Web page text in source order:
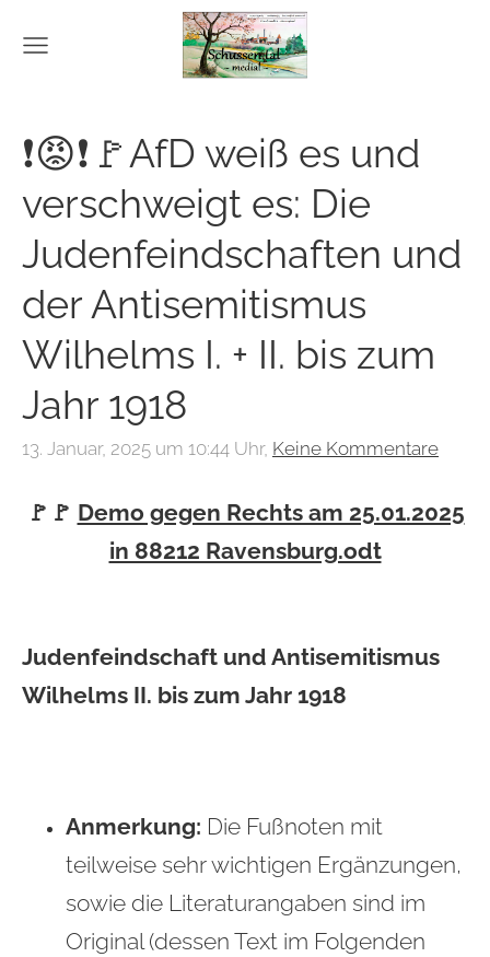
❗😡❗🚩AfD weiß es und
verschweigt es: Die
Judenfeindschaften und
der Antisemitismus
Wilhelms I. + II. bis zum
Jahr 1918
13. Januar, 2025 um 10:44 Uhr, Keine Kommentare
🚩🚩 Demo gegen Rechts am 25.01.2025
in 88212 Ravensburg.odt
Judenfeindschaft und Antisemitismus
Wilhelms II. bis zum Jahr 1918
Anmerkung: Die Fußnoten mit
teilweise sehr wichtigen Ergänzungen,
sowie die Literaturangaben sind im
Original (dessen Text im Folgenden